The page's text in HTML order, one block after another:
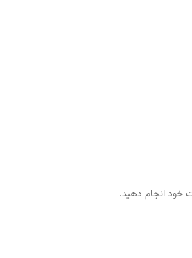
خود انجام دهید.